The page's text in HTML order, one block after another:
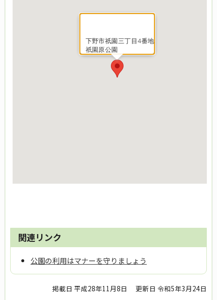
下野市祇園三丁目4番地
祇園原公園
関連リンク
公園の利用はマナーを守りましょう
掲載日 平成28年11月8日 更新日 令和5年3月24日